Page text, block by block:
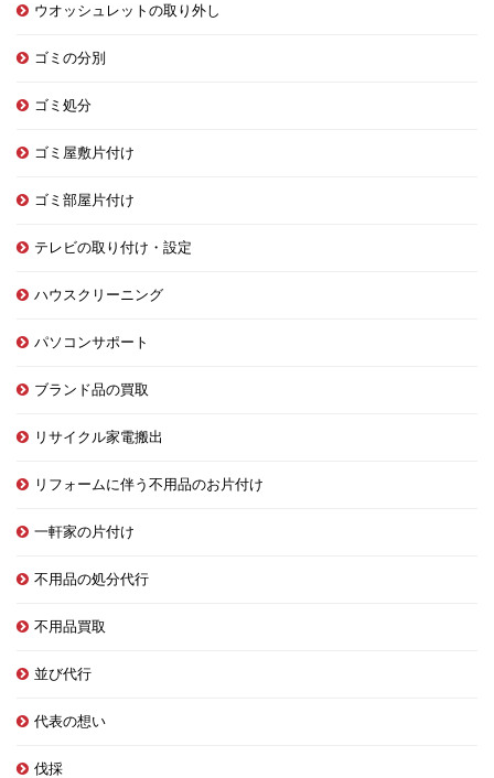
ウオッシュレットの取り外し
ゴミの分別
ゴミ処分
ゴミ屋敷片付け
ゴミ部屋片付け
テレビの取り付け・設定
ハウスクリーニング
パソコンサポート
ブランド品の買取
リサイクル家電搬出
リフォームに伴う不用品のお片付け
一軒家の片付け
不用品の処分代行
不用品買取
並び代行
代表の想い
伐採